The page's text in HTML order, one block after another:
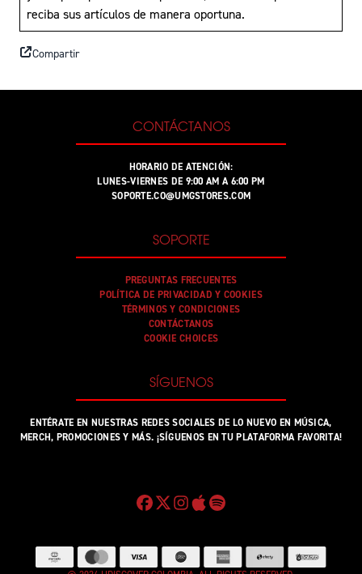
reciba sus artículos de manera oportuna.
Compartir
CONTÁCTANOS
HORARIO DE ATENCIÓN:
LUNES-VIERNES DE 9:00 AM A 6:00 PM
SOPORTE.CO@UMGSTORES.COM
SOPORTE
PREGUNTAS FRECUENTES
POLÍTICA DE PRIVACIDAD Y COOKIES
TÉRMINOS Y CONDICIONES
CONTÁCTANOS
COOKIE CHOICES
SÍGUENOS
ENTÉRATE EN NUESTRAS REDES SOCIALES DE LO NUEVO EN MÚSICA,
MERCH, PROMOCIONES Y MÁS. ¡SÍGUENOS EN TU PLATAFORMA FAVORITA!